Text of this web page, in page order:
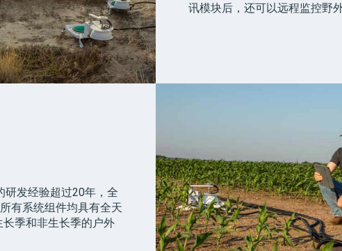
讯模块后，还可以远程监控野外
研发经验超过20年，全
有系统组件均具有全天
季和非生长季的户外